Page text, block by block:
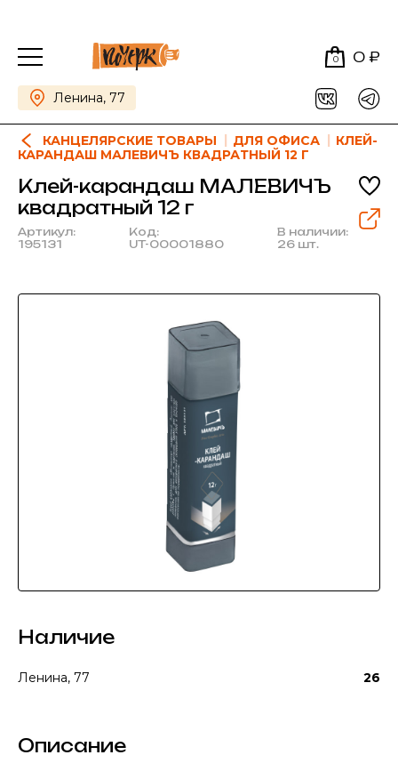
0 0 ₽
Ленина, 77
КАНЦЕЛЯРСКИЕ ТОВАРЫ ДЛЯ ОФИСА
КЛЕЙ-
КАРАНДАШ МАЛЕВИЧЪ КВАДРАТНЫЙ 12 Г
Клей-карандаш МАЛЕВИЧЪ
квадратный 12 г
Артикул:
195131
Код:
UT-00001880
В наличии:
26 шт.
Наличие
Ленина, 77 26
Описание